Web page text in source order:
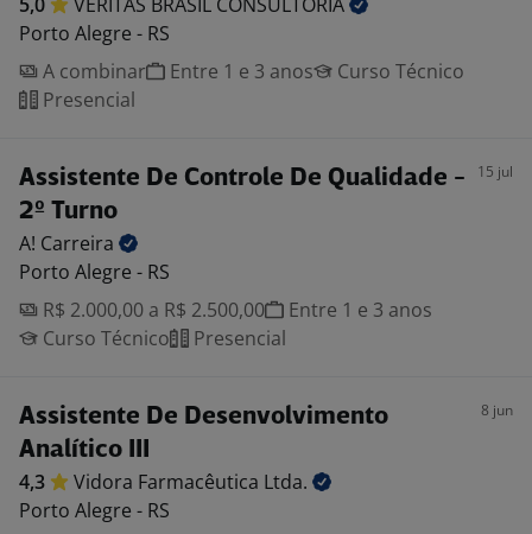
Porto Alegre - RS
A combinar
Entre 1 e 3 anos
Curso Técnico
Presencial
Assistente De Controle De Qualidade -
2º Turno
15 jul
A! Carreira
Porto Alegre - RS
R$ 2.000,00 a R$ 2.500,00
Entre 1 e 3 anos
Curso Técnico
Presencial
Assistente De Desenvolvimento
Analítico III
8 jun
4,3 Vidora Farmacêutica Ltda.
Porto Alegre - RS